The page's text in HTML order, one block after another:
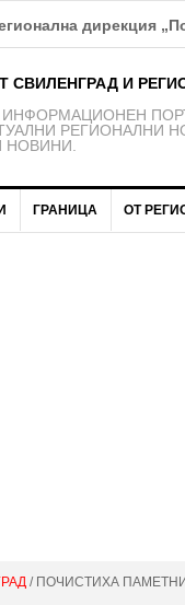
дирекция
И
ИНФОРМАЦИОНЕН
РЕГИОНАЛНИ
НОВИНИ.
ГРАНИЦА ОТ
/ ПОЧИСТИХА